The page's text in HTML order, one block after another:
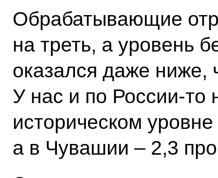
Обрабатывающие
на треть, а уровень
оказался даже ниже,
У нас и по России-
историческом
а в Чувашии – 2,3